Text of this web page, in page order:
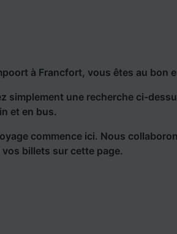
à Francfort, vous êtes au bon
simplement une recherche ci-
et en bus.
commence ici. Nous
billets sur cette page.